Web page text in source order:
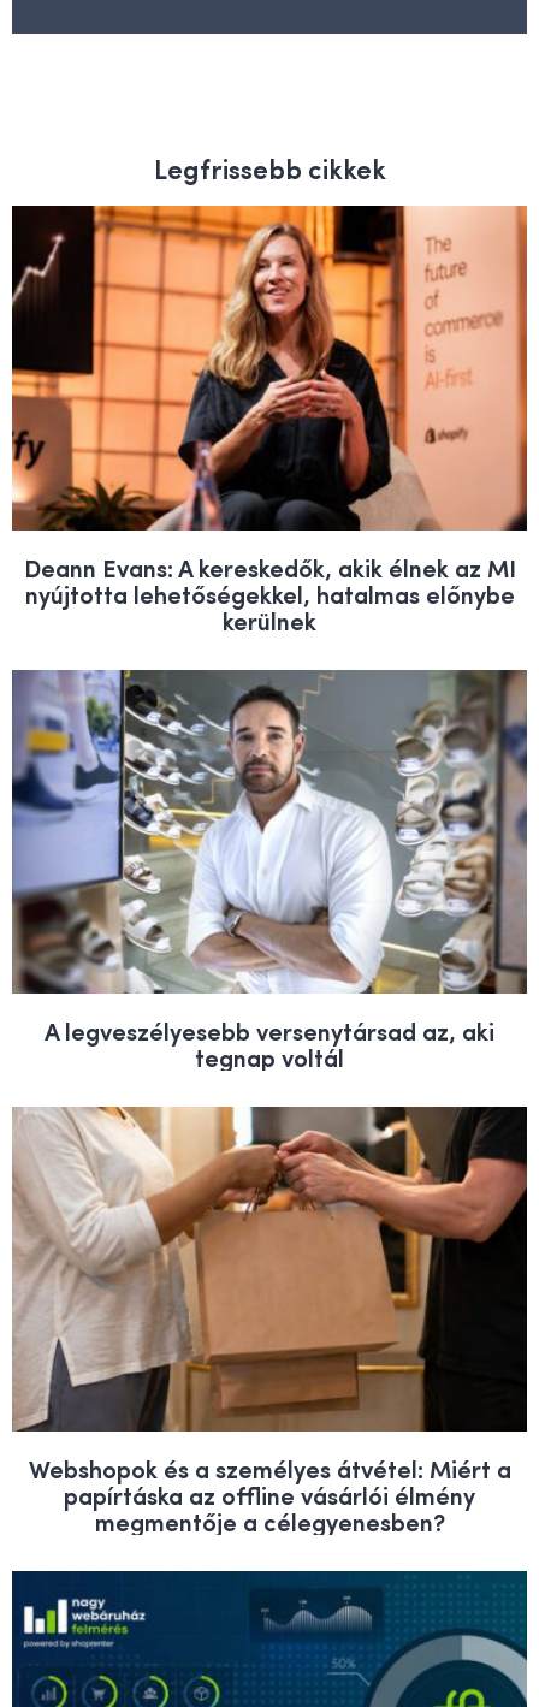
Legfrissebb cikkek
Deann Evans: A kereskedők, akik élnek az MI
nyújtotta lehetőségekkel, hatalmas előnybe
kerülnek
A legveszélyesebb versenytársad az, aki
tegnap voltál
Webshopok és a személyes átvétel: Miért a
papírtáska az offline vásárlói élmény
megmentője a célegyenesben?